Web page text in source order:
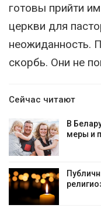
готовы прийти
церкви для
неожиданность.
скорбь. Они не
Сейчас читают
В
меры и